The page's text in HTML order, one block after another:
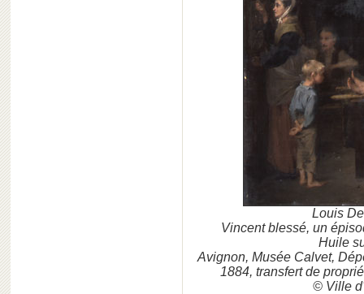
Louis
Vincent blessé, un
Huile
Avignon, Musée Calvet,
1884, transfert de
© Ville